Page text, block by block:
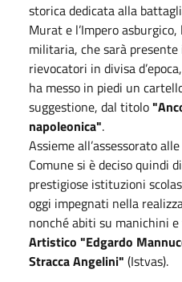
storica dedicata alla
Murat e l’Impero asburgico,
militaria, che sarà
rievocatori in divisa
ha messo in piedi un
suggestione, dal titolo
napoleonica".
Assieme all’assessorato
Comune si è deciso quindi
prestigiose istituzioni
oggi impegnati nella
nonché abiti su manichini
Artistico "Edgardo
Stracca Angelini" (Istvas).